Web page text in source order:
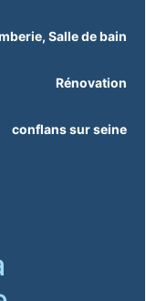
, Salle de bain
Rénovation
conflans sur seine